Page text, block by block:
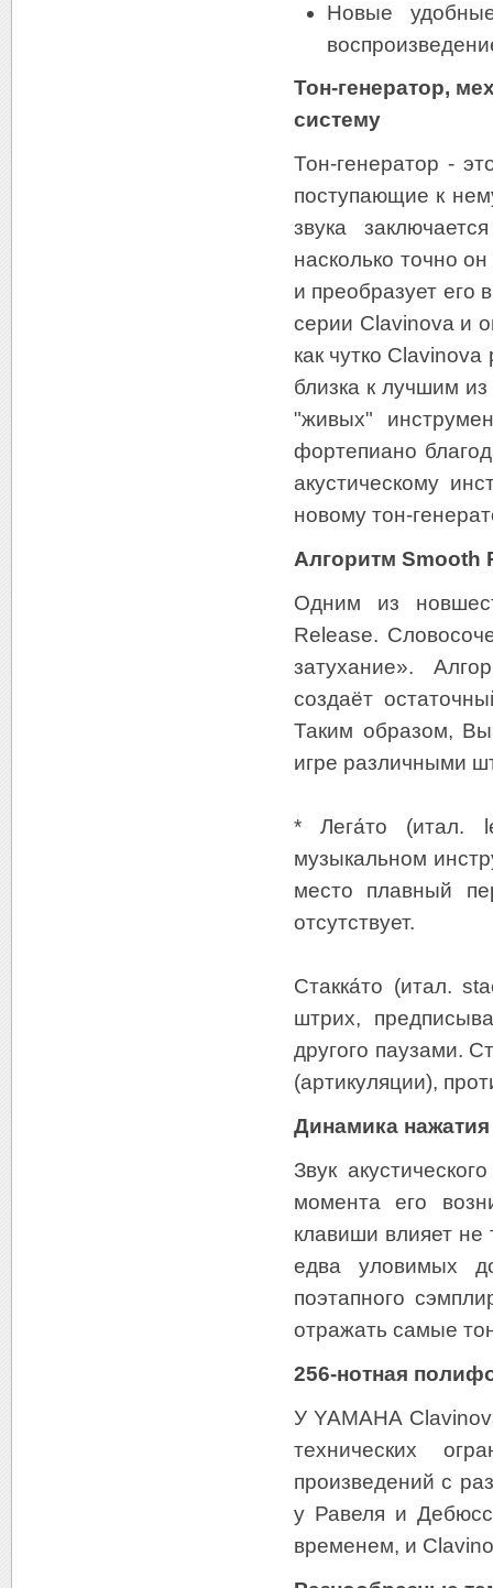
Новые
Тон-генератор,
систему
Тон-генератор -
поступающие к
звука
насколько точно
и преобразует его
серии Clavinova и
как чутко
близка к лучшим
"живых"
фортепиано
акустическому
новому тон-
Алгоритм Smooth
Одним из
Release.
затухание».
создаёт
Таким образом, Вы
игре различными
* Лега́то (итал.
музыкальном
место плавный
отсутствует.
Cтакка́то (итал.
штрих,
другого паузами.
(артикуляции),
Динамика
Звук
момента его
клавиши влияет не
едва уловимых
поэтапного
отражать самые
256-нотная
У YAMAHA
технических
произведений с
у Равеля и
временем, и